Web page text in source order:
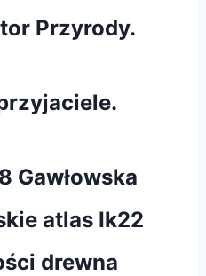
Przyrody.
Gawłowska
atlas Ik22
drewna